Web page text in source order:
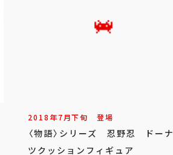
2018年7月下旬 登場
〈物語〉シリーズ 忍野忍 ドーナ
ツクッションフィギュア